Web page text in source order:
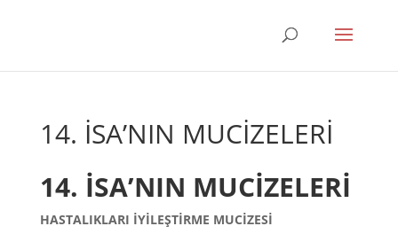
14. İSA’NIN MUCİZELERİ
14. İSA’NIN MUCİZELERİ
HASTALIKLARI İYİLEŞTİRME MUCİZESİ